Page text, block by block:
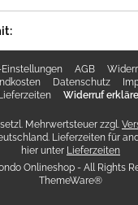
AGB
Datenschutz
Lieferzeiten
Widerruf
Mehrwertsteuer zzgl.
Lieferzeiten für
hier unter Lieferzeiten
Onlineshop - All Rights
ThemeWare®